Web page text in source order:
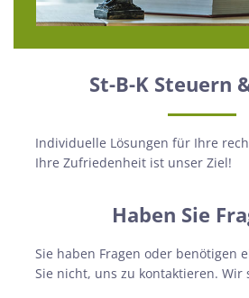
St-B-K Steuern
Individuelle Lösungen für Ihre
Ihre Zufriedenheit ist unser Ziel!
Haben Sie
Sie haben Fragen oder benötigen
Sie nicht, uns zu kontaktieren. Wir